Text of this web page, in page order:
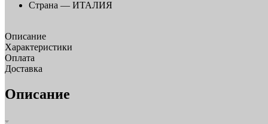
Страна — ИТАЛИЯ
Описание
Характеристики
Оплата
Доставка
Описание